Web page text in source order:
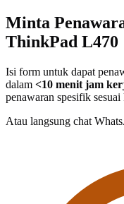
Minta
ThinkPad L470
Isi form untuk dapat
dalam <10 menit jam
penawaran spesifik
Atau langsung chat